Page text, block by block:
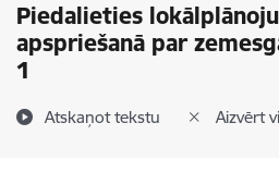
Piedalieties
apspriešanā par
1
Atskaņot tekstu Aizvērt